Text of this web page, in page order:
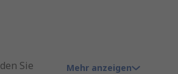
Sie
Mehr anzeigen